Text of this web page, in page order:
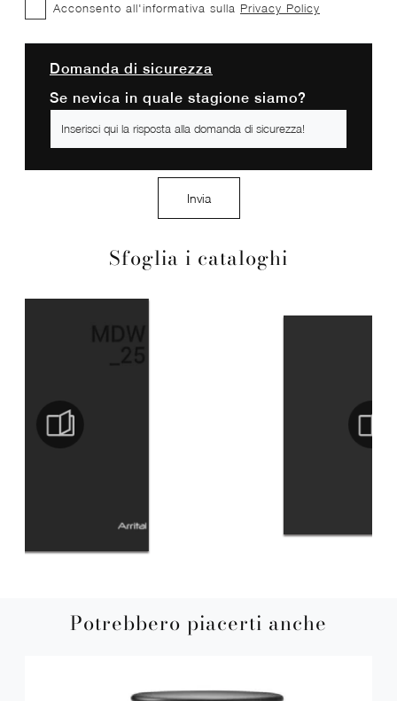
Sfoglia i cataloghi
Acconsento all'informativa sulla Privacy Policy
Domanda di sicurezza
Se nevica in quale stagione siamo?
Invia
Potrebbero piacerti anche